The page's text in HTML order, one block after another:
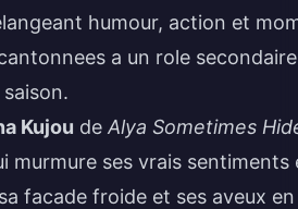
humour, action et
a un role
Kujou de Alya Sometimes
murmure ses vrais
facade froide et ses aveux